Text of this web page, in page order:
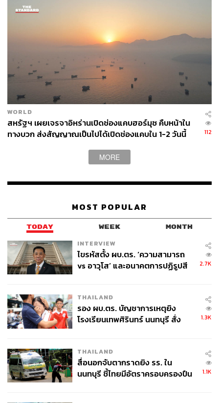
เปอร์เซีย อาจทำให้เกิดความกังวลต่ออุปทานน้ำมันและส่ง
ต้นทุนทางเศรษฐกิจสูงขึ้นตามไปด้วย และสิ่งนี้ส่งผลต่ออัตรา
เงินเฟ้อของประเทศที่ตามมา และส่งผลต่อนโยบายทางการ
เงินของประเทศต่างๆ อีกด้วย
อ้างอิง:
https://www.reuters.com/markets/currencies/surging-
dollar-set-weekly-gain-us-data-fed-push-back-rate-cu
ts-2024-04-19/
https://www.livemint.com/market/commodities/oil-rise
s-16-ytd-on-middle-east-crisis-how-will-the-fresh-spi
ke-impact-india-and-world-marketsexplained-11713
542067277.html#:~:text=Oil%20prices%20are%20u
e%20and%20Russia
iran-israel-conflict/index.html
https://economictimes.indiatimes.com/markets/expert
-view/iran-israel-conflict-2-3-cut-in-indian-market-like
ly-says-ajay-bagga/articleshow/109422062.cms?fro
m=mdr
สามารถติดตาม THE STANDARD WEALTH
ผ่านแอปพลิเคชันต่างๆ ที่คุณสะดวกหรือใช้งานอยู่แล้วได้เลย
TAGS: การลงทุน
เหตุการณ์ อิสราเอล vs อิหร่าน
Cryptocurrency
ตะวันออกกลาง
ราคาน้ำมัน
ราคาทองคำ
WORLD
สหรัฐฯ เผยเจรจาอิหร่านเปิดช่องแคบฮอร์มุซ คืบหน้าใน
ทางบวก ส่งสัญญาณเป็นไปได้เปิดช่องแคบใน 1-2 วันนี้
112
MORE
MOST POPULAR
TODAY WEEK MONTH
INTERVIEW
ไขรหัสตั้ง ผบ.ตร. ‘ความสามารถ
vs อาวุโส’ และอนาคตการปฏิรูปสี
2.7K
THAILAND
รอง ผบ.ตร. บัญชาการเหตุยิง
โรงเรียนเทพศิรินทร์ นนทบุรี สั่ง
1.3K
THAILAND
สื่อนอกจับตากราดยิง รร. ใน
นนทบุรี ชี้ไทยมีอัตราครอบครองปืน
1.1K